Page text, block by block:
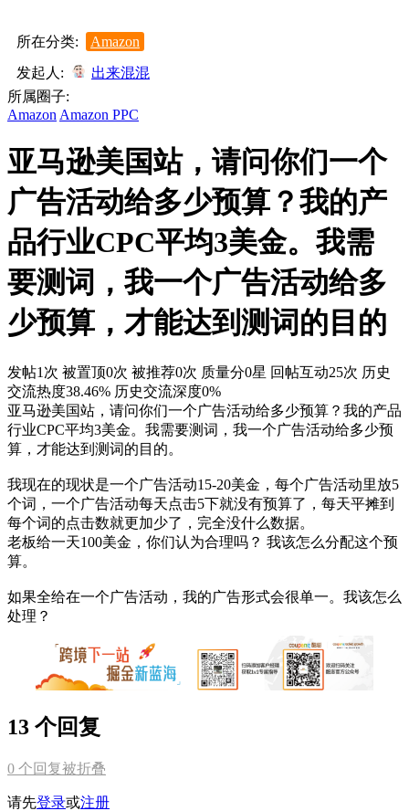
所在分类:
Amazon
发起人:
出来混混
所属圈子:
Amazon Amazon PPC
亚马逊美国站，请问你们一个
广告活动给多少预算？我的产
品行业CPC平均3美金。我需
要测词，我一个广告活动给多
少预算，才能达到测词的目的
发帖1次 被置顶0次 被推荐0次 质量分0星 回帖互动25次 历史
交流热度38.46% 历史交流深度0%
亚马逊美国站，请问你们一个广告活动给多少预算？我的产品
行业CPC平均3美金。我需要测词，我一个广告活动给多少预
算，才能达到测词的目的。
我现在的现状是一个广告活动15-20美金，每个广告活动里放5
个词，一个广告活动每天点击5下就没有预算了，每天平摊到
每个词的点击数就更加少了，完全没什么数据。
老板给一天100美金，你们认为合理吗？ 我该怎么分配这个预
算。
如果全给在一个广告活动，我的广告形式会很单一。我该怎么
处理？
13 个回复
0 个回复被折叠
请先登录或注册